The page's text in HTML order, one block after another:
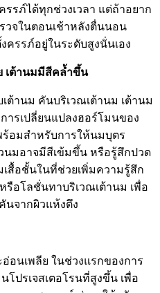
รภ์ได้ทุกช่วงเวลา แต่ถ้าอยาก
จในตอนเช้าหลังตื่นนอน
ครรภ์อยู่ในระดับสูงนั่นเอง
เต้านมมีสีคล้ำขึ้น
ต้านม คันบริเวณเต้านม เต้านม
ารเปลี่ยนแปลงฮอร์โมนของ
ร้อมสำหรับการให้นมบุตร
มอาจมีสีเข้มขึ้น หรือรู้สึกปวด
สื้อชั้นในที่ช่วยเพิ่มความรู้สึก
รือโลชั่นทาบริเวณเต้านม เพื่อ
นจากผิวแห้งตึง
อนเพลีย ในช่วงแรกของการ
โปรเจสเตอโรนที่สูงขึ้น เพื่อ